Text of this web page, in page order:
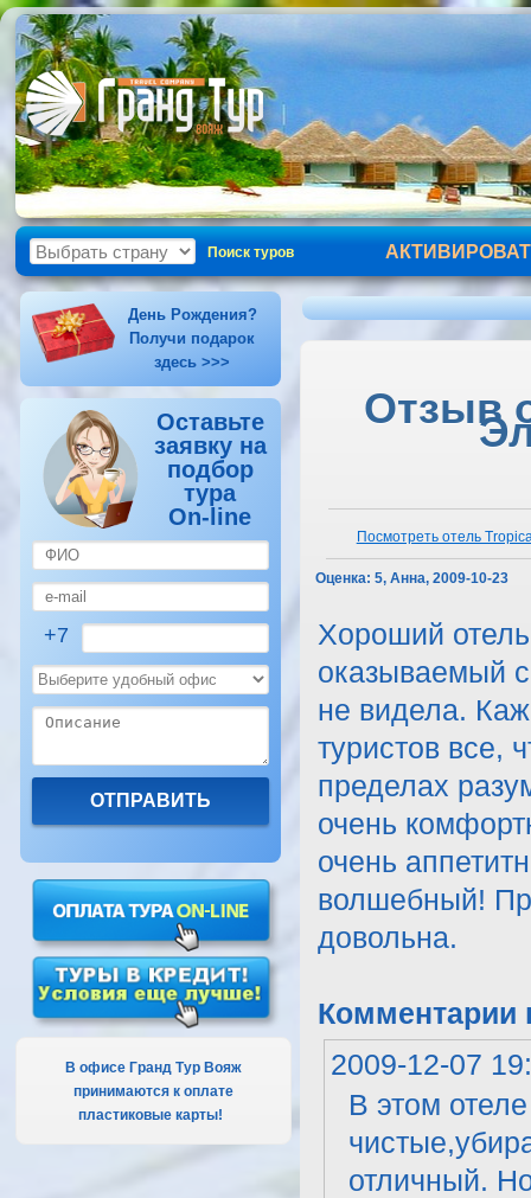
Поиск туров
День Рождения?
Получи подарок
здесь >>>
Оставьте
заявку на
подбор
тура
On-line
+7
В офисе Гранд Тур Вояж
принимаются к оплате
пластиковые карты!
Отзыв
Посмотреть отель
Оценка: 5, Анна, 2009-10-23
Хороший
оказываемый
не видела.
туристов все,
пределах
очень
очень
волшебный!
довольна.
Комментарии
2009-12-07
В этом
отличный.